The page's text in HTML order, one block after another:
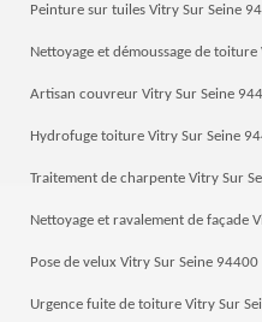
Peinture sur tuiles Vitry Sur Seine
Nettoyage et démoussage de
Artisan couvreur Vitry Sur Seine
Hydrofuge toiture Vitry Sur Seine
Traitement de charpente Vitry Sur
Nettoyage et ravalement de façade
Pose de velux Vitry Sur Seine 94400
Urgence fuite de toiture Vitry Sur